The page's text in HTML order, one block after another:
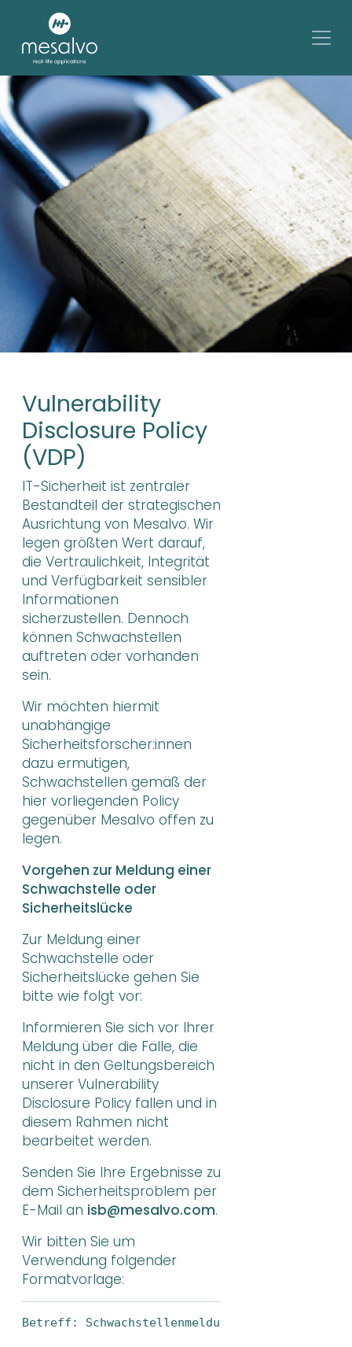
Vulnerability
Disclosure Policy
(VDP)
IT-Sicherheit ist zentraler
Bestandteil der strategischen
Ausrichtung von Mesalvo. Wir
legen größten Wert darauf,
die Vertraulichkeit, Integrität
und Verfügbarkeit sensibler
Informationen
sicherzustellen. Dennoch
können Schwachstellen
auftreten oder vorhanden
sein.
Wir möchten hiermit
unabhängige
Sicherheitsforscher:innen
dazu ermutigen,
Schwachstellen gemäß der
hier vorliegenden Policy
gegenüber Mesalvo offen zu
legen.
Vorgehen zur Meldung einer
Schwachstelle oder
Sicherheitslücke
Zur Meldung einer
Schwachstelle oder
Sicherheitslücke gehen Sie
bitte wie folgt vor:
Informieren Sie sich vor Ihrer
Meldung über die Fälle, die
nicht in den Geltungsbereich
unserer Vulnerability
Disclosure Policy fallen und in
diesem Rahmen nicht
bearbeitet werden.
Senden Sie Ihre Ergebnisse zu
dem Sicherheitsproblem per
E-Mail an isb@mesalvo.com.
Wir bitten Sie um
Verwendung folgender
Formatvorlage:
Betreff: Schwachstellenmeldung